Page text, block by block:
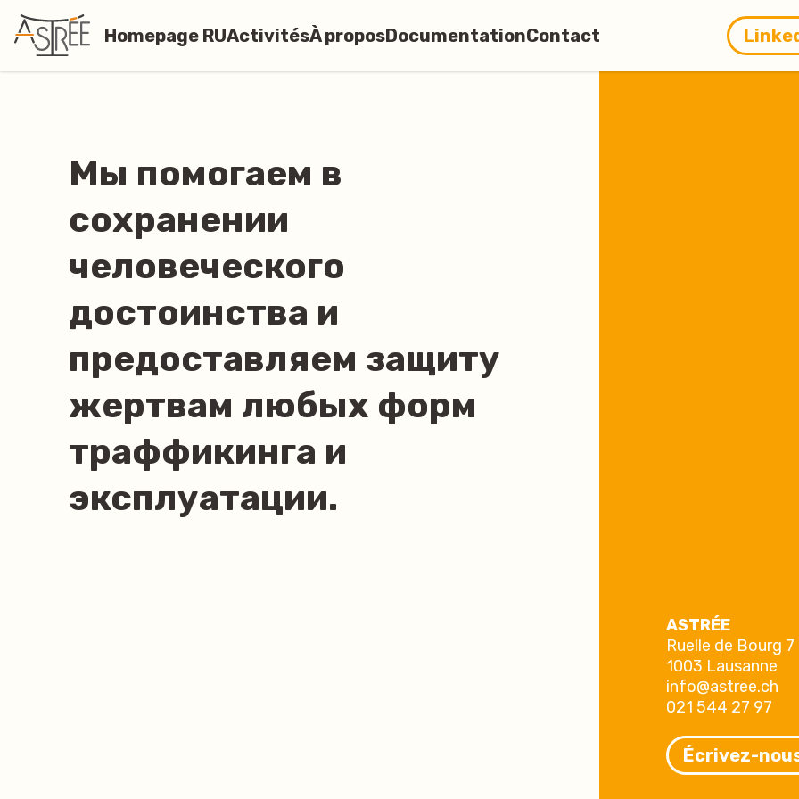
Homepage RUActivitésÀ proposDocumentationContact
Мы помогаем в
сохранении
человеческого
достоинства и
предоставляем защиту
жертвам любых форм
траффикинга и
эксплуатации.
ASTRÉE
Ruelle de Bourg 7
1003 Lausanne
info@astree.ch
021 544 27 97
Écrivez-